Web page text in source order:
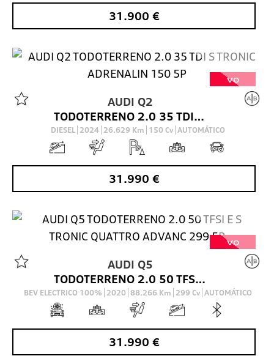
31.900 €
VO
AUDI Q2
TODOTERRENO 2.0 35 TDI S TRONIC ADRENALIN 150 5P
DIESEL 2024 26.629 Km 150 Cv AUTOMÁTICO
31.990 €
VO
AUDI Q5
TODOTERRENO 2.0 50 TFSI E S TRONIC QUATTRO ADVANC 299 5P
BEV ELECTRICO 100% 2020 88.266 Km 299 Cv AUTOMÁTICO
31.990 €